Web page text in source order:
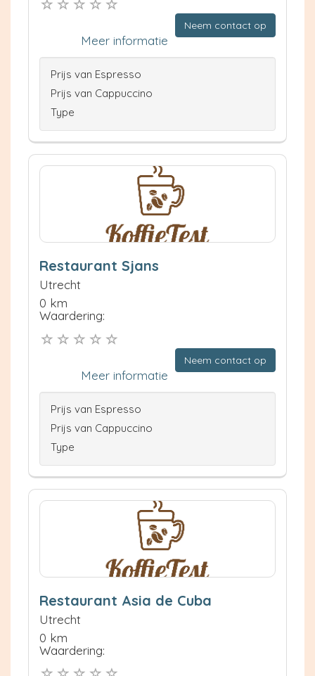
Neem contact op
Meer informatie
Prijs van Espresso
Prijs van Cappuccino
Type
Restaurant Sjans
Utrecht
0 km
Waardering:
Neem contact op
Meer informatie
Prijs van Espresso
Prijs van Cappuccino
Type
Restaurant Asia de Cuba
Utrecht
0 km
Waardering: